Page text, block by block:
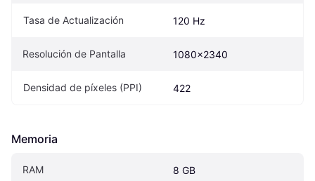
Tasa de Actualización 120 Hz
Resolución de Pantalla 1080x2340
Densidad de píxeles (PPI) 422
Memoria
RAM 8 GB